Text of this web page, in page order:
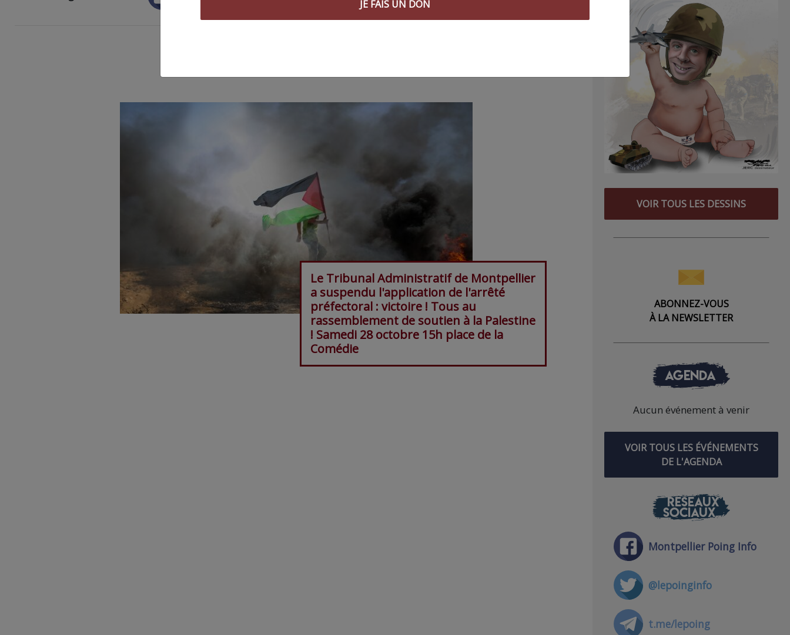
Le Tribunal Administratif de Montpellier
a suspendu l'application de l'arrêté
préfectoral : victoire ! Tous au
rassemblement de soutien à la Palestine
! Samedi 28 octobre 15h place de la
Comédie
VOIR TOUS LES DESSINS
ABONNEZ-VOUS
À LA NEWSLETTER
AGENDA
Aucun événement à venir
VOIR TOUS LES ÉVÉNEMENTS
DE L'AGENDA
RÉSEAUX
SOCIAUX
Montpellier Poing Info
@lepoinginfo
t.me/lepoing
JE FAIS UN DON